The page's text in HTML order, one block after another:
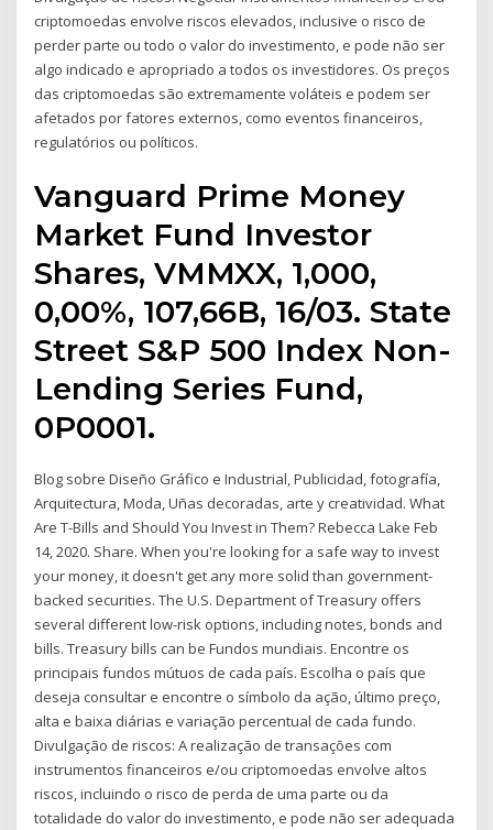
criptomoedas envolve riscos elevados, inclusive o risco de
perder parte ou todo o valor do investimento, e pode não ser
algo indicado e apropriado a todos os investidores. Os preços
das criptomoedas são extremamente voláteis e podem ser
afetados por fatores externos, como eventos financeiros,
regulatórios ou políticos.
Vanguard Prime Money
Market Fund Investor
Shares, VMMXX, 1,000,
0,00%, 107,66B, 16/03. State
Street S&P 500 Index Non-
Lending Series Fund,
0P0001.
Blog sobre Diseño Gráfico e Industrial, Publicidad, fotografía,
Arquitectura, Moda, Uñas decoradas, arte y creatividad. What
Are T-Bills and Should You Invest in Them? Rebecca Lake Feb
14, 2020. Share. When you're looking for a safe way to invest
your money, it doesn't get any more solid than government-
backed securities. The U.S. Department of Treasury offers
several different low-risk options, including notes, bonds and
bills. Treasury bills can be Fundos mundiais. Encontre os
principais fundos mútuos de cada país. Escolha o país que
deseja consultar e encontre o símbolo da ação, último preço,
alta e baixa diárias e variação percentual de cada fundo.
Divulgação de riscos: A realização de transações com
instrumentos financeiros e/ou criptomoedas envolve altos
riscos, incluindo o risco de perda de uma parte ou da
totalidade do valor do investimento, e pode não ser adequada